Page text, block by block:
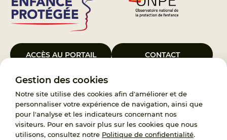
Gestion des cookies
Notre site utilise des cookies afin d'améliorer et de
personnaliser votre expérience de navigation, ainsi que
pour l'analyse et les indicateurs concernant nos
visiteurs. Pour en savoir plus sur les cookies que nous
utilisons, consultez notre Politique de confidentialité.
ACCÈS AU PORTAIL CONTACT
Le Groupement d’Intérêt Public France Enfance Protégée, créé le 5
janvier 2023, a pour objet d’assurer les missions de service public du
119, d’accompagnement des adoptants et de traitement des
demandes d’accès aux origines personnelles. France Enfance
Protégée est également un observatoire et une ressource pour
l’ensemble des professionnels, ainsi qu’un appui à l’élaboration de la